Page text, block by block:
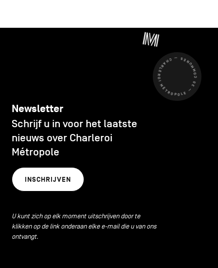
CHARLEROI MÉTROPOLE — 30 COMMUNES —
Newsletter
Schrijf u in voor het laatste
nieuws over Charleroi
Métropole
INSCHRIJVEN
U kunt zich op elk moment uitschrijven door te
klikken op de link onderaan elke e-mail die u van ons
ontvangt.